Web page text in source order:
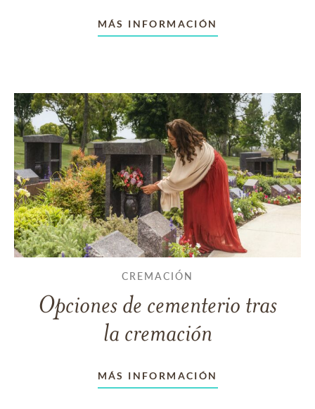
MÁS INFORMACIÓN
CREMACIÓN
Opciones de cementerio tras
la cremación
MÁS INFORMACIÓN